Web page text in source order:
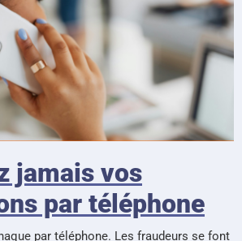
jamais vos
par téléphone
par téléphone. Les fraudeurs se font